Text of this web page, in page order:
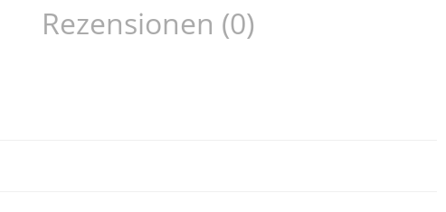
Rezensionen (0)